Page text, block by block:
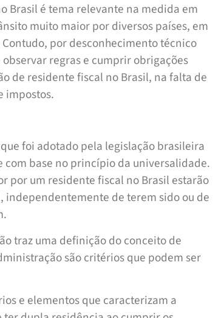
Brasil é tema relevante na medida em
muito maior por diversos países, em
por desconhecimento técnico
regras e cumprir obrigações
de residente fiscal no Brasil, na falta de
impostos.
foi adotado pela legislação brasileira
base no princípio da universalidade.
por um residente fiscal no Brasil estarão
independentemente de terem sido ou de
traz uma definição do conceito de
são critérios que podem ser
e elementos que caracterizam a